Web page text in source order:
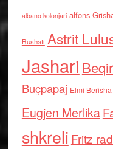
albano kolonjari alfons
Bushati Astrit
Jashari
Buçpapaj Elmi Berisha
Eugjen Merlika
shkreli Fritz